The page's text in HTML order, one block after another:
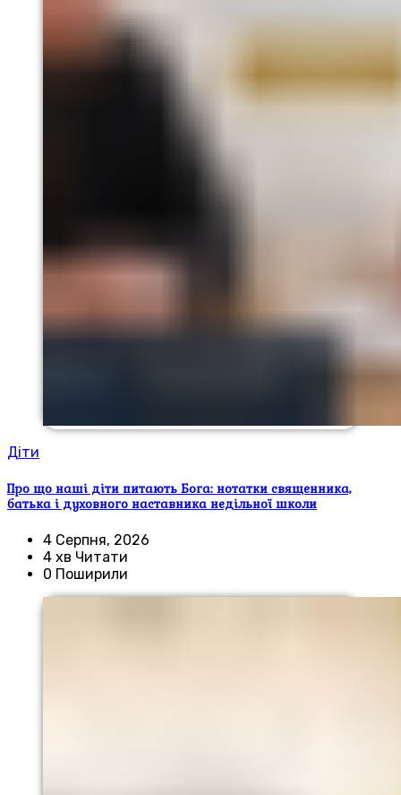
Діти
Про що наші діти питають Бога: нотатки священника,
батька і духовного наставника недільної школи
4 Серпня, 2026
4 хв Читати
0 Поширили